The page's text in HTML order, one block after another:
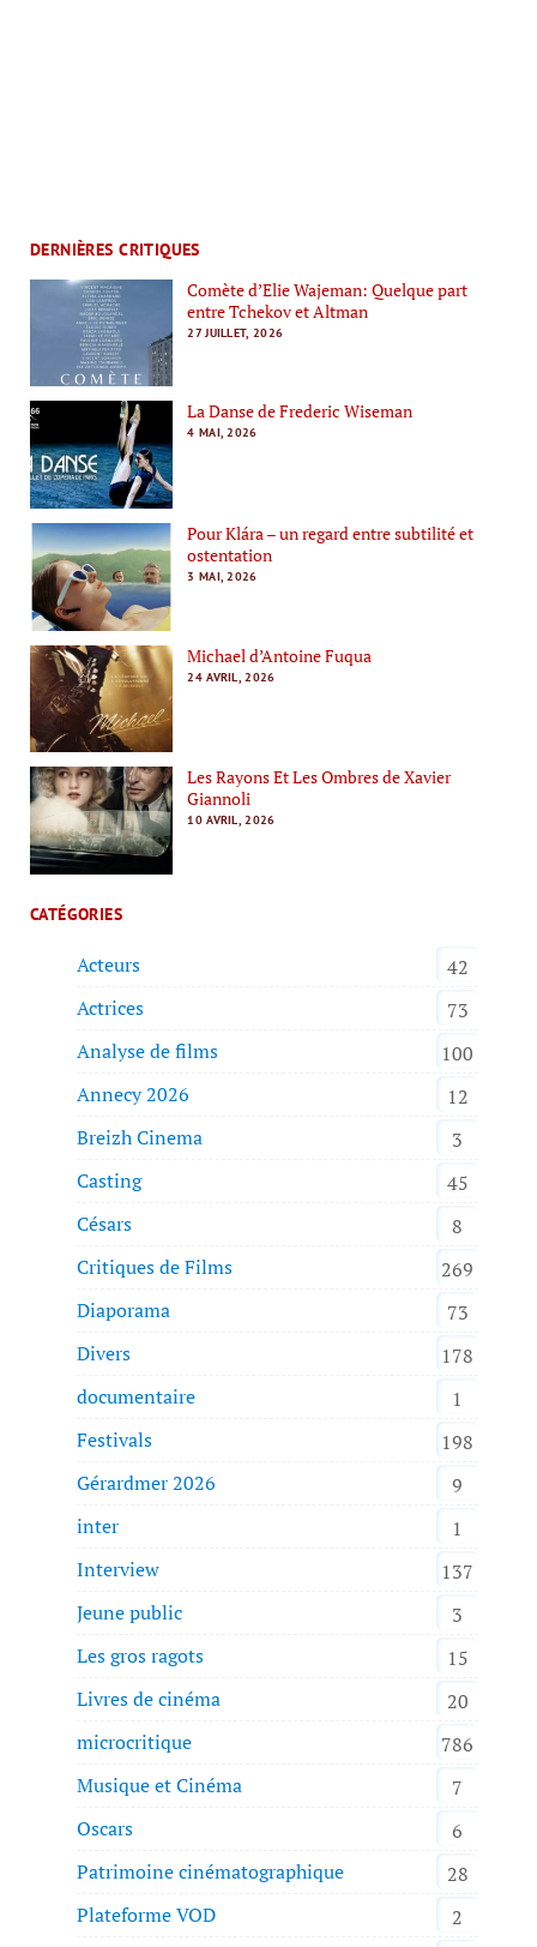
DERNIÈRES CRITIQUES
Comète d’Elie Wajeman: Quelque part
entre Tchekov et Altman
27 JUILLET, 2026
La Danse de Frederic Wiseman
4 MAI, 2026
Pour Klára – un regard entre subtilité et
ostentation
3 MAI, 2026
Michael d’Antoine Fuqua
24 AVRIL, 2026
Les Rayons Et Les Ombres de Xavier
Giannoli
10 AVRIL, 2026
CATÉGORIES
Acteurs
42
Actrices
73
Analyse de films
100
Annecy 2026
12
Breizh Cinema
3
Casting
45
Césars
8
Critiques de Films
269
Diaporama
73
Divers
178
documentaire
1
Festivals
198
Gérardmer 2026
9
inter
1
Interview
137
Jeune public
3
Les gros ragots
15
Livres de cinéma
20
microcritique
786
Musique et Cinéma
7
Oscars
6
Patrimoine cinématographique
28
Plateforme VOD
2